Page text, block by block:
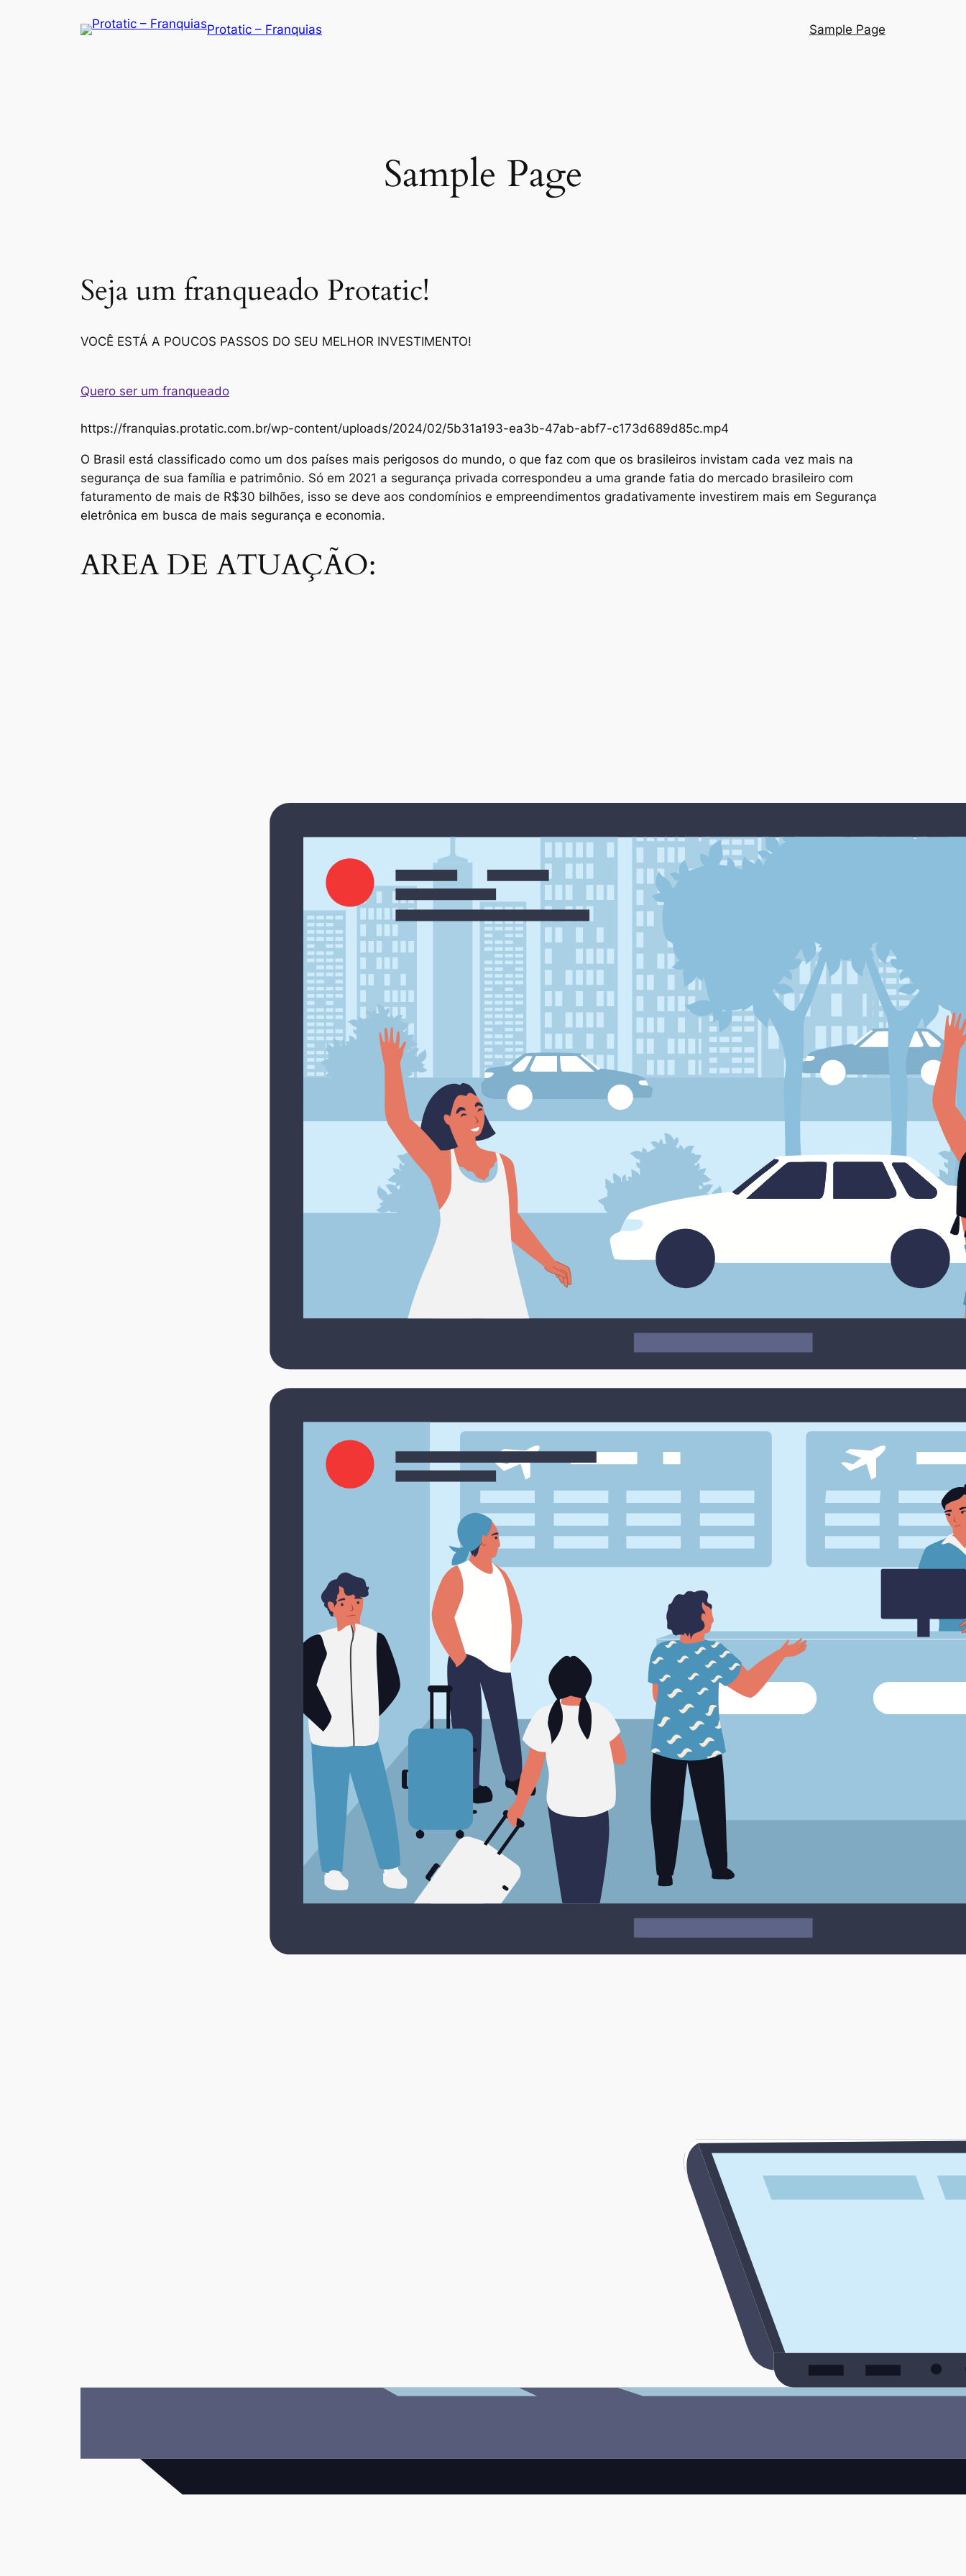
Protatic – Franquias Sample Page
Sample Page
Seja um franqueado Protatic!
VOCÊ ESTÁ A POUCOS PASSOS DO SEU MELHOR INVESTIMENTO!
Quero ser um franqueado
https://franquias.protatic.com.br/wp-content/uploads/2024/02/5b31a193-ea3b-47ab-abf7-c173d689d85c.mp4
O Brasil está classificado como um dos países mais perigosos do mundo, o que faz com que os brasileiros invistam cada vez mais na
segurança de sua família e patrimônio. Só em 2021 a segurança privada correspondeu a uma grande fatia do mercado brasileiro com
faturamento de mais de R$30 bilhões, isso se deve aos condomínios e empreendimentos gradativamente investirem mais em Segurança
eletrônica em busca de mais segurança e economia.
AREA DE ATUAÇÃO: